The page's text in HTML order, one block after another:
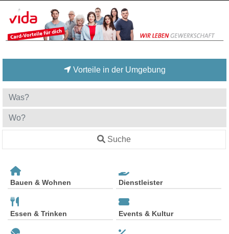
Vorteile in der Umgebung
Suche
Bauen & Wohnen Dienstleister
Essen & Trinken Events & Kultur